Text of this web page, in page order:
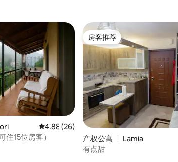
85 条评价
平均评分 4.88 分（满分 5 分），共 26 条
4.88 (26)
住15位房客）
房客推荐
房客推荐
产权公寓 ｜ Lamia
有点甜